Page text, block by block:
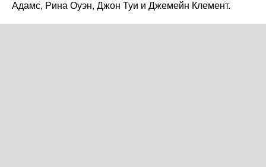
Адамс, Рина Оуэн, Джон Туи и Джемейн Клемент.